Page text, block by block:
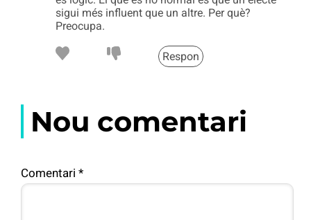
sigui més influent que un altre. Per què?
Preocupa.
Respon
Nou comentari
Comentari *